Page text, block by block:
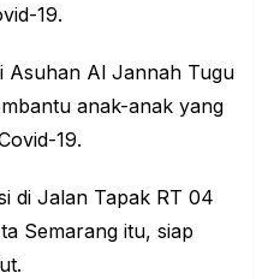
19.
Asuhan Al Jannah Tugu
anak-anak yang
19.
di Jalan Tapak RT 04
Semarang itu, siap